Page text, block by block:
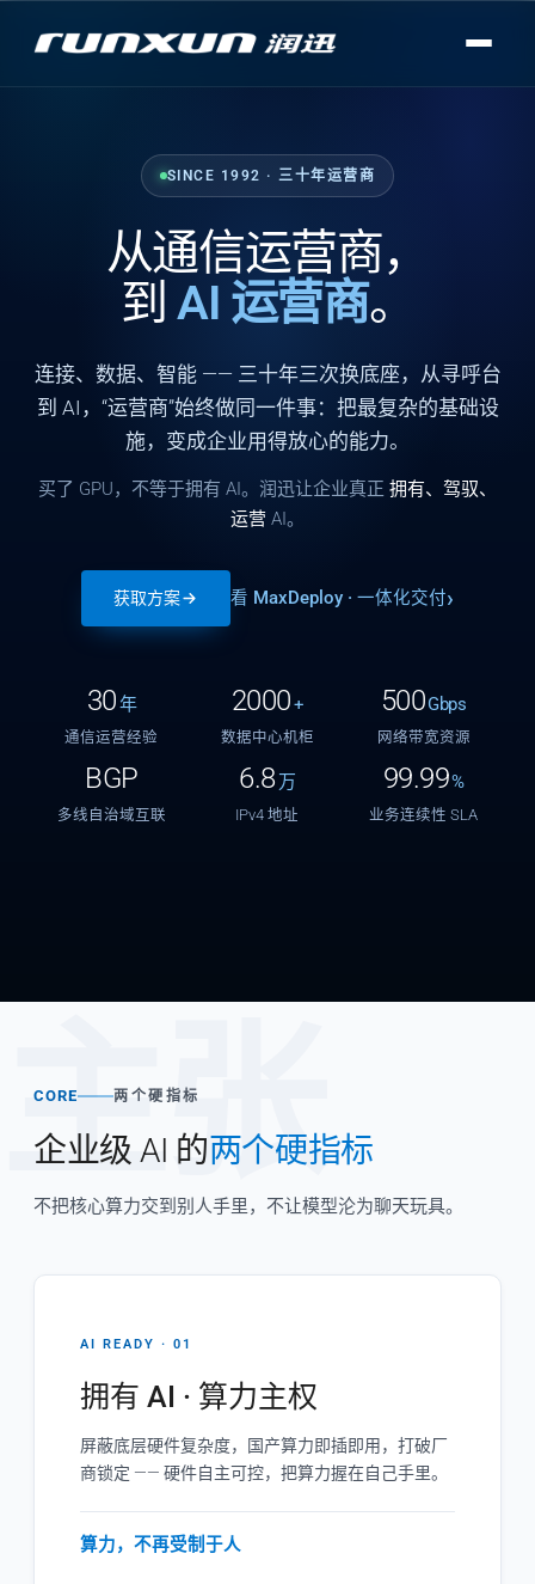
SINCE 1992 · 三十年运营商
从通信运营商，
到 AI 运营商。
连接、 数据、 智能—— 三十年三次换底座，从寻呼台
到 AI，“运营商”始终做同一件事：把最复杂的基础设
施，变成企业用得放心的能力。
买了 GPU，不等于拥有 AI。润迅让企业真正 拥有、驾驭、
运营 AI。
获取方案 看 MaxDeploy · 一体化交付
30年
通信运营经验
2000+
数据中心机柜
500Gbps
网络带宽资源
BGP
多线自治域互联
6.8 万
IPv4 地址
99.99%
业务连续性 SLA
主张
CORE 两个硬指标
企业级 AI 的两个硬指标
不把核心算力交到别人手里，不让模型沦为聊天玩具。
AI READY · 01
拥有 AI · 算力主权
屏蔽底层硬件复杂度，国产算力即插即用，打破厂
商锁定 —— 硬件自主可控，把算力握在自己手里。
算力，不再受制于人